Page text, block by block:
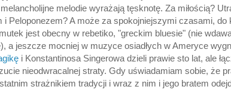
melodie wyrażają tęsknotę. Za miłością?
i Peloponezem? A może za spokojniejszymi czasami, do
jest obecny w rebetiko, "greckim bluesie" (nie
a jeszcze mocniej w muzyce osiadłych w Ameryce
i Konstantinosa Singerowa dzieli prawie sto lat, ale
nieodwracalnej straty. Gdy uświadamiam sobie, że
strażnikiem tradycji i wraz z nim i jego bratem